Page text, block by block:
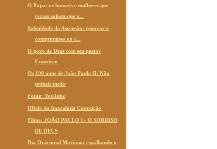
O Papa: os homens e mulheres que
rezam sabem que a...
Solenidade da Ascensão: renovar o
compromisso ao t...
O povo de Deus com seu pastor
Francisco
Os 100 anos de João Paulo II: Não
tenhais medo
Fonte: YouTube
Ofício da Imaculada Conceição
Filme: JOÃO PAULO I - O SORRISO
DE DEUS
Dia Oracional Mariano: espalhando o